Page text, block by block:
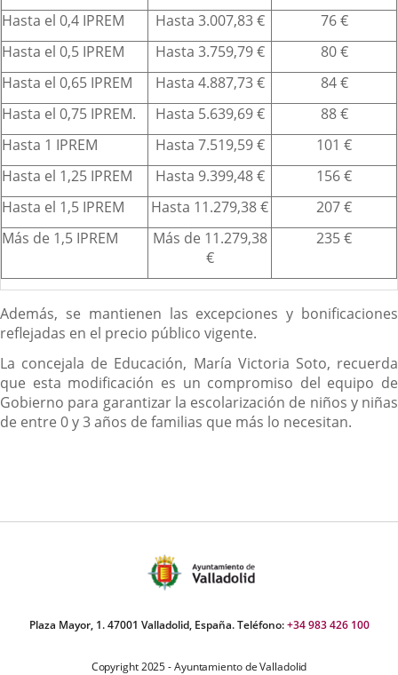
Hasta el 0,4 IPREM
Hasta 3.007,83 €
76 €
Hasta el 0,5 IPREM
Hasta 3.759,79 €
80 €
Hasta el 0,65 IPREM
Hasta 4.887,73 €
84 €
Hasta el 0,75 IPREM.
Hasta 5.639,69 €
88 €
Hasta 1 IPREM
Hasta 7.519,59 €
101 €
Hasta el 1,25 IPREM
Hasta 9.399,48 €
156 €
Hasta el 1,5 IPREM
Hasta 11.279,38 €
207 €
Más de 1,5 IPREM
Más de 11.279,38
€
235 €
Además, se mantienen las excepciones y bonificaciones
reflejadas en el precio público vigente.
La concejala de Educación, María Victoria Soto, recuerda
que esta modificación es un compromiso del equipo de
Gobierno para garantizar la escolarización de niños y niñas
de entre 0 y 3 años de familias que más lo necesitan.
Plaza Mayor, 1. 47001 Valladolid, España. Teléfono:+34 983 426 100
Copyright 2025 - Ayuntamiento de Valladolid